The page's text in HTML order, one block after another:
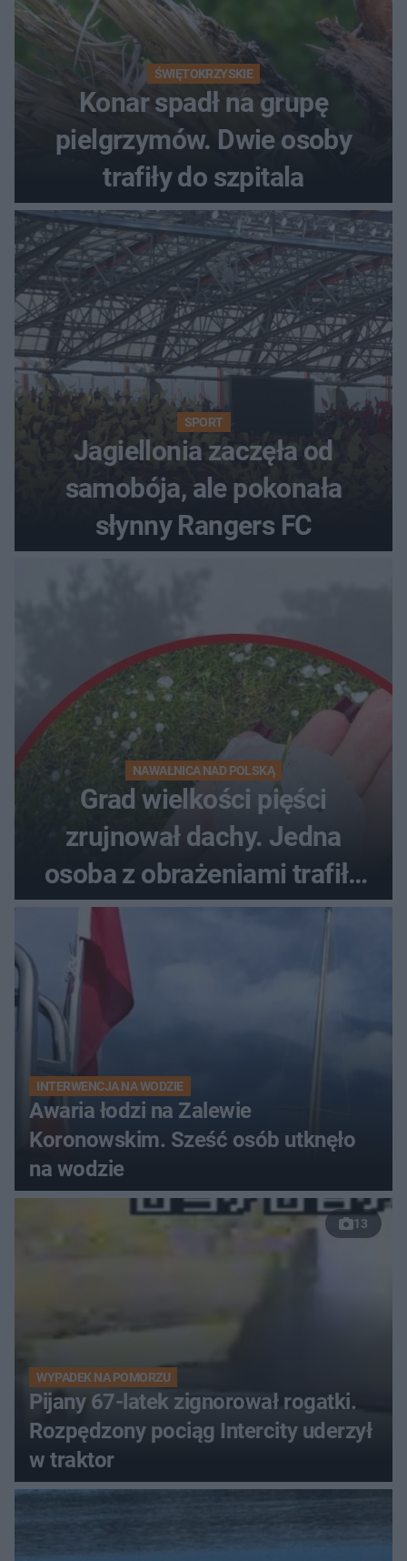
ŚWIĘTOKRZYSKIE
Konar spadł na grupę
pielgrzymów. Dwie osoby
trafiły do szpitala
SPORT
Jagiellonia zaczęła od
samobója, ale pokonała
słynny Rangers FC
NAWAŁNICA NAD POLSKĄ
Grad wielkości pięści
zrujnował dachy. Jedna
osoba z obrażeniami trafiła
do szpitala
INTERWENCJA NA WODZIE
Awaria łodzi na Zalewie
Koronowskim. Sześć osób utknęło
na wodzie
13
WYPADEK NA POMORZU
Pijany 67-latek zignorował rogatki.
Rozpędzony pociąg Intercity uderzył
w traktor